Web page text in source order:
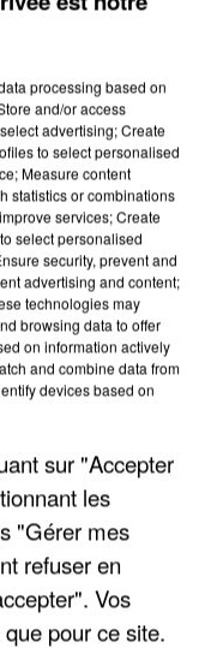
DES
processing based on
and/or access
advertising; Create
to select personalised
Measure content
statistics or combinations
services; Create
select personalised
security, prevent and
advertising and content;
technologies may
browsing data to offer
on information actively
and combine data from
devices based on
sur "Accepter
les
"Gérer mes
refuser en
Vos
pour ce site.